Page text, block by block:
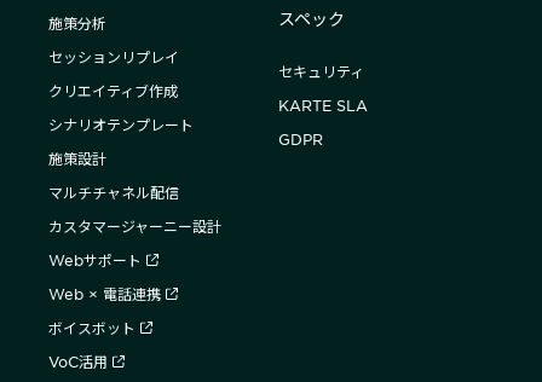
施策分析
セッションリプレイ
クリエイティブ作成
シナリオテンプレート
施策設計
マルチチャネル配信
カスタマージャーニー設計
Webサポート
Web × 電話連携
ボイスボット
VoC活用
スペック
セキュリティ
KARTE SLA
GDPR